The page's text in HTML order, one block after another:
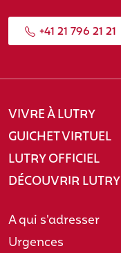
+41 21 796 21 21
VIVRE À LUTRY
GUICHET VIRTUEL
LUTRY OFFICIEL
DÉCOUVRIR LUTRY
A qui s'adresser
Urgences